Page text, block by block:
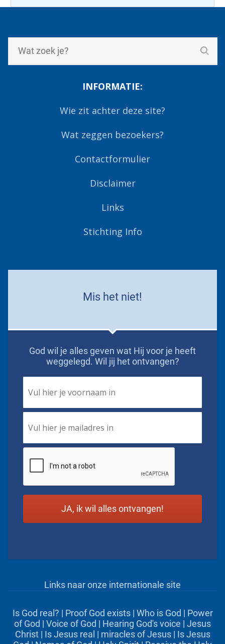
INFORMATIE:
Wie zit achter deze site?
Wat zeggen bezoekers?
Contactformulier
Disclaimer
Links
Stichting Info
Mis het niet!
God wil je alles geven wat Hij voor je heeft
weggelegd. Wil jij het ontvangen?
Name *
Links naar onze internationale site
Is God real? | Proof God exists| Who is God | Power
of God | Voice of God | Hearing God's voice | Jesus
Christ| Is Jesus real | miracles of Jesus| Is Jesus